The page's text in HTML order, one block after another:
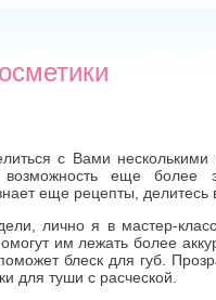
с Вами несколькими
еще более
еще рецепты, делитесь
лично я в мастер-
им лежать более
блеск для губ.
для туши с расческой.